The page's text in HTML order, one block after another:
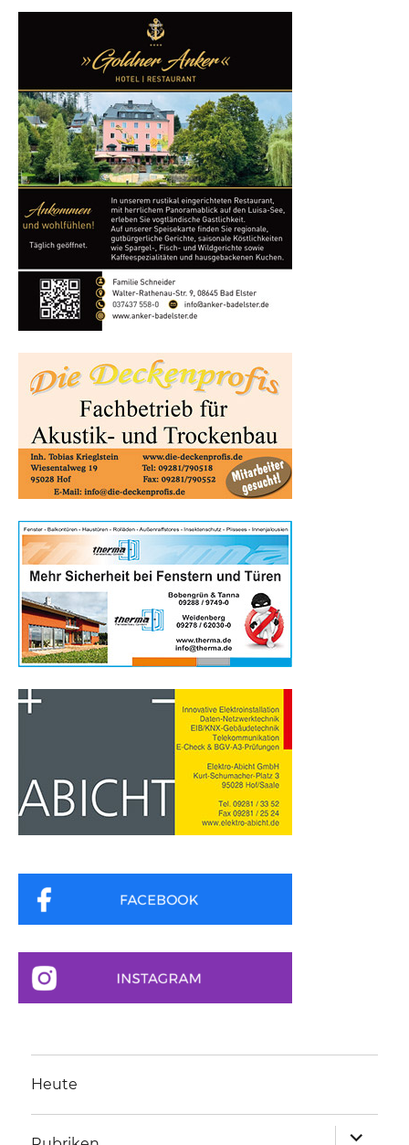
Heute